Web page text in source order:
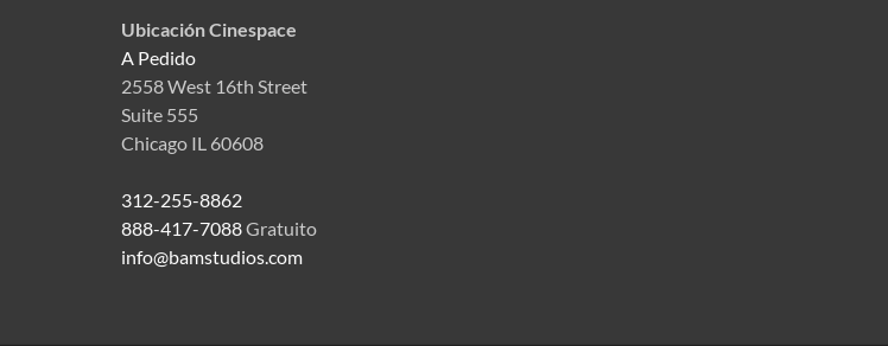
Ubicación Cinespace
A Pedido
2558 West 16th Street
Suite 555
Chicago IL 60608
312-255-8862
888-417-7088Gratuito
info@bamstudios.com